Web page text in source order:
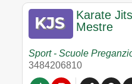
Karate
Mestre
Sport - Scuole
3484206810